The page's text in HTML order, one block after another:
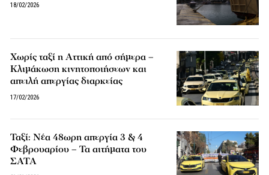
18/02/2026
Χωρίς ταξί η Αττική από σήμερα –
Κλιμάκωση κινητοποιήσεων και
απειλή απεργίας διαρκείας
17/02/2026
Ταξί: Νέα 48ωρη απεργία 3 & 4
Φεβρουαρίου – Τα αιτήματα του
ΣΑΤΑ